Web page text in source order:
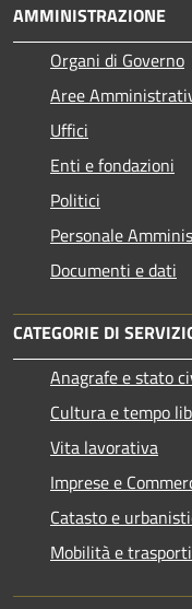
AMMINISTRAZIONE
Organi di Governo
Aree
Uffici
Enti e fondazioni
Politici
Personale
Documenti e dati
CATEGORIE DI
Anagrafe e stato
Cultura e tempo
Vita lavorativa
Imprese e
Catasto e
Mobilità e trasporti